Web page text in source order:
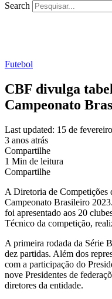
Search
Futebol
CBF divulga
Campeonato
Last updated: 15 de
3 anos atrás
Compartilhe
1 Min de leitura
Compartilhe
A Diretoria de Competições
Campeonato Brasileiro
foi apresentado aos 20
Técnico da competição,
A primeira rodada da Série
dez partidas. Além dos
com a participação do
nove Presidentes de
diretores da entidade.